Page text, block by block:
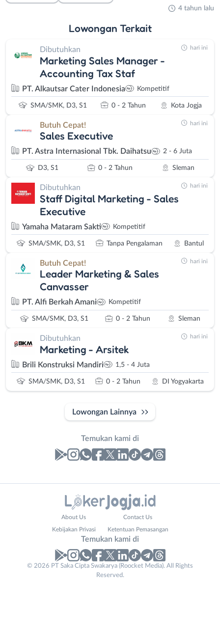
4 tahun lalu
Lowongan Terkait
Dibutuhkan
Marketing Sales Manager -
Accounting Tax Staf
PT. Alkautsar Cater Indonesia Kompetitif
SMA/SMK, D3, S1 0 - 2 Tahun Kota Jogja
hari ini
Butuh Cepat!
Sales Executive
PT. Astra Internasional Tbk. Daihatsu 2 - 6 Juta
D3, S1 0 - 2 Tahun Sleman
hari ini
Dibutuhkan
Staff Digital Marketing - Sales
Executive
Yamaha Mataram Sakti Kompetitif
SMA/SMK, D3, S1 Tanpa Pengalaman Bantul
hari ini
Butuh Cepat!
Leader Marketing & Sales
Canvasser
PT. Alfi Berkah Amani Kompetitif
SMA/SMK, D3, S1 0 - 2 Tahun Sleman
hari ini
Dibutuhkan
Marketing - Arsitek
Brili Konstruksi Mandiri 1,5 - 4 Juta
SMA/SMK, D3, S1 0 - 2 Tahun DI Yogyakarta
hari ini
Lowongan Lainnya
Temukan kami di
No. Telp /
About Us Contact Us
Kebijakan Privasi Ketentuan Pemasangan
Temukan kami di
© 2026 PT Saka Cipta Swakarya (Roocket Media). All Rights
Reserved.